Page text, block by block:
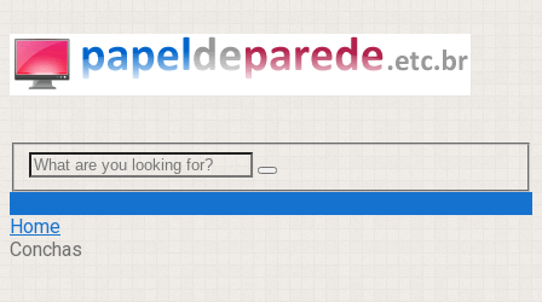
Home
Conchas